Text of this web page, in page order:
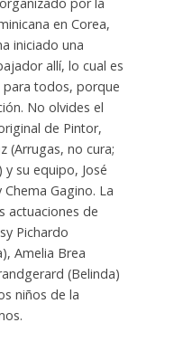
en Corea,
iniciado una
allí, lo cual es
para todos, porque
No olvides el
de Pintor,
(Arrugas, no cura;
su equipo, José
Gagino. La
actuaciones de
Pichardo
Amelia Brea
(Belinda)
niños de la